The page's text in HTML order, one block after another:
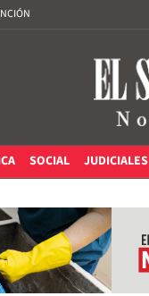
SOCIAL JUDICIALES